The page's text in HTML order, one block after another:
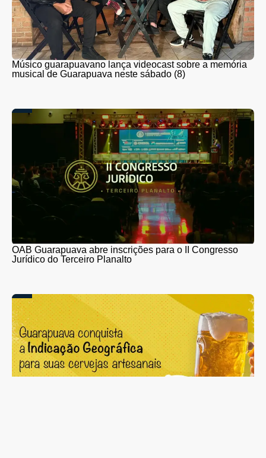
Músico guarapuavano lança videocast sobre a memória
musical de Guarapuava neste sábado (8)
OAB Guarapuava abre inscrições para o II Congresso
Jurídico do Terceiro Planalto